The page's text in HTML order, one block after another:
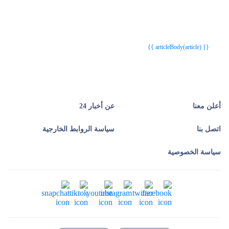
{{ articleBody(article) }}
أعلن معنا عن أخبار 24
اتصل بنا سياسة الروابط الخارجية
سياسة الخصوصية